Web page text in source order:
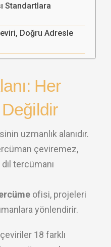
Standartlara
Doğru Adresle
Her
Değildir
uzmanlık alanıdır.
çeviremez,
tercümanı
ofisi, projeleri
yönlendirir.
18 farklı